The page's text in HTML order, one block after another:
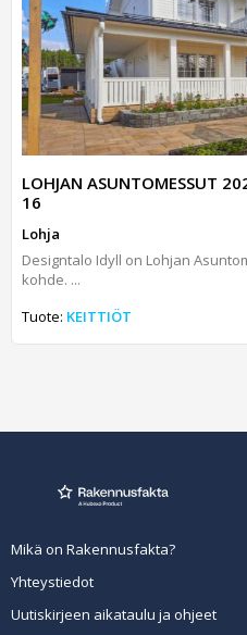
LOHJAN ASUNTOMESSUT
16
Lohja
Designtalo Idyll on Lohjan
kohde. ...
Tuote: KEITTIÖT
Mikä on Rakennusfakta?
Yhteystiedot
Uutiskirjeen aikataulu ja ohjeet